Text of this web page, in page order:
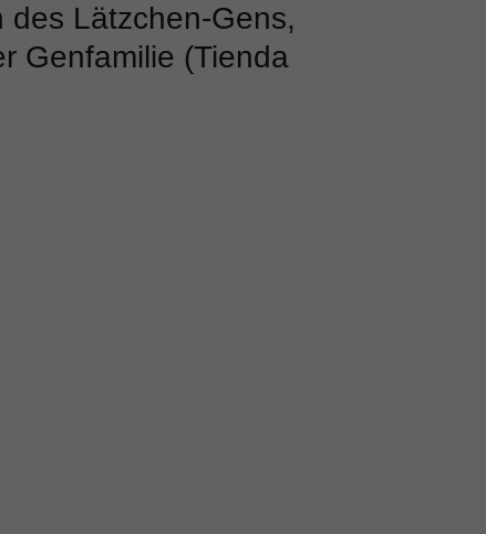
Lätzchen-Gens,
Genfamilie (Tienda